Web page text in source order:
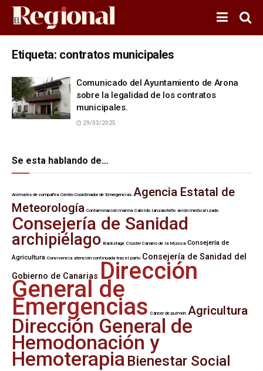
Etiqueta: contratos municipales
Comunicado del Ayuntamiento de Arona
sobre la legalidad de los contratos
municipales.
29/03/2025
Se esta hablando de…
Animales de compañía Centro Coordinador de Emergencias Agencia Estatal de
Meteorología Contaminación marina Cabildo lanzaroteño avión medicalizado
Consejería de Sanidad
archipiélago Backstage Clúster Canario de la Música Consejería de
Agricultura Convivencia atención continuada tras el parto Consejería de Sanidad del
Gobierno de Canarias Dirección
General de
Emergencias Cáncer de pulmón Agricultura
Dirección General de
Hemodonación y
Hemoterapia Bienestar Social